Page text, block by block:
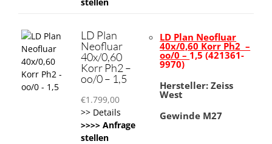
LD Plan
Neofluar
40x/0,60
Korr Ph2 –
oo/0 – 1,5
€1.799,00
>> Details
>>>> Anfrage
stellen
LD Plan Neofluar
40x/0,60 Korr Ph2 –
oo/0 – 1,5 (421361-
9970)
Hersteller: Zeiss
West
Gewinde M27